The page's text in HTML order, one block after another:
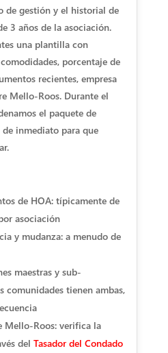
de gestión y el historial de
3 años de la asociación.
una plantilla con
porcentaje de
recientes, empresa
Mello-Roos. Durante el
el paquete de
inmediato para que
de HOA: típicamente de
asociación
y mudanza: a menudo de
maestras y sub-
comunidades tienen ambas,
Mello-Roos: verifica la
del Tasador del Condado